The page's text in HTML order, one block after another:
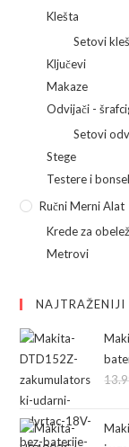
Klešta
Setovi
Ključevi
Makaze
Odvijači -
Setovi
Stege
Testere i
Ručni Merni Alat
Krede za
Metrovi
NAJTRAŽENIJI